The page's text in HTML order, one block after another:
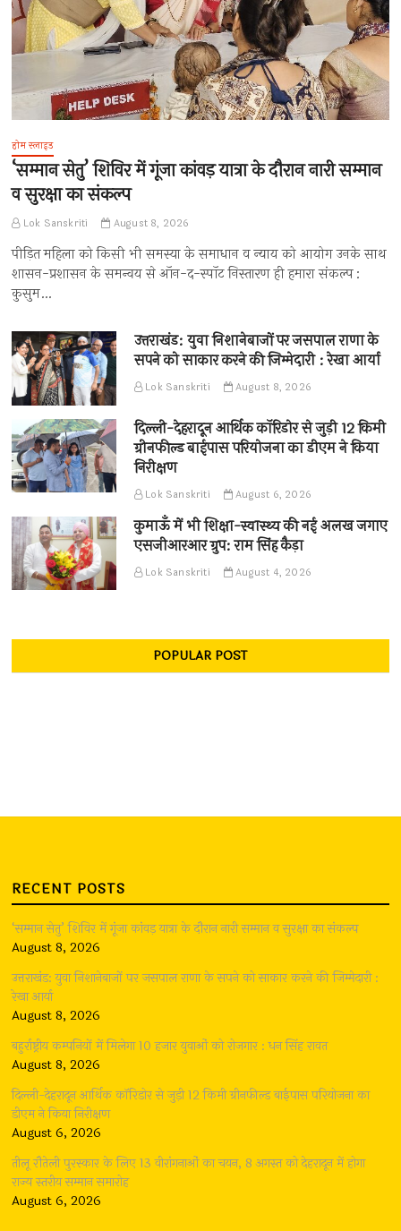
होम स्लाइड
‘सम्मान सेतु’ शिविर में गूंजा कांवड़ यात्रा के दौरान नारी सम्मान
व सुरक्षा का संकल्प
Lok Sanskriti August 8, 2026
पीड़ित महिला को किसी भी समस्या के समाधान व न्याय को आयोग उनके साथ
शासन-प्रशासन के समन्वय से ऑन-द-स्पॉट निस्तारण ही हमारा संकल्प :
कुसुम…
उत्तराखंड: युवा निशानेबाजों पर जसपाल राणा के
सपने को साकार करने की जिम्मेदारी : रेखा आर्या
Lok Sanskriti August 8, 2026
दिल्ली-देहरादून आर्थिक कॉरिडोर से जुड़ी 12 किमी
ग्रीनफील्ड बाईपास परियोजना का डीएम ने किया
निरीक्षण
Lok Sanskriti August 6, 2026
कुमाऊँ में भी शिक्षा-स्वास्थ्य की नई अलख जगाए
एसजीआरआर ग्रुप: राम सिंह कैड़ा
Lok Sanskriti August 4, 2026
POPULAR POST
RECENT POSTS
‘सम्मान सेतु’ शिविर में गूंजा कांवड़ यात्रा के दौरान नारी सम्मान व सुरक्षा का संकल्प
August 8, 2026
उत्तराखंड: युवा निशानेबाजों पर जसपाल राणा के सपने को साकार करने की जिम्मेदारी :
रेखा आर्या
August 8, 2026
बहुर्राष्ट्रीय कम्पनियों में मिलेगा 10 हजार युवाओं को रोजगार : धन सिंह रावत
August 8, 2026
दिल्ली-देहरादून आर्थिक कॉरिडोर से जुड़ी 12 किमी ग्रीनफील्ड बाईपास परियोजना का
डीएम ने किया निरीक्षण
August 6, 2026
तीलू रौतेली पुरस्कार के लिए 13 वीरांगनाओं का चयन, 8 अगस्त को देहरादून में होगा
राज्य स्तरीय सम्मान समारोह
August 6, 2026